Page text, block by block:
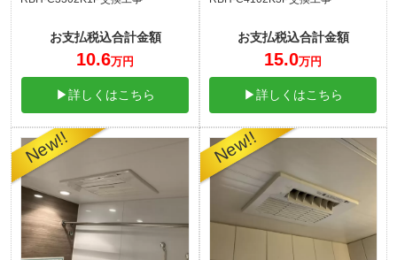
お支払税込合計金額
10.6万円
▶詳しくはこちら
お支払税込合計金額
15.0万円
▶詳しくはこちら